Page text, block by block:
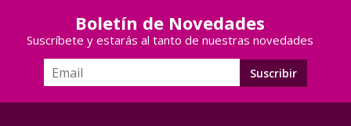
Boletín de Novedades
Suscríbete y estarás al tanto de nuestras novedades